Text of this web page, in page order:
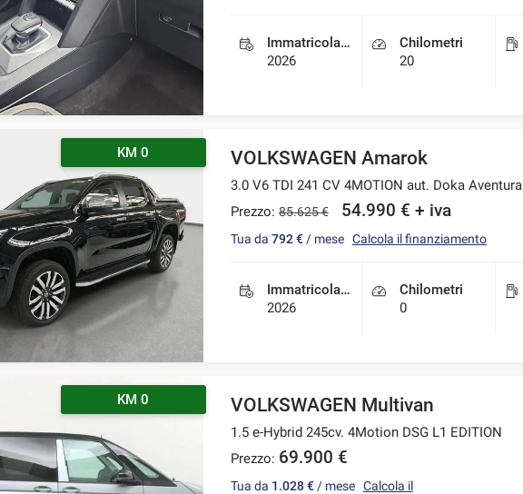
Immatricolazione
2026
Chilometri
20
KM 0 VOLKSWAGEN Amarok
3.0 V6 TDI 241 CV 4MOTION aut. Doka Aventura
Prezzo: 85.625 € 54.990 € + iva
Tua da 792 €/ mese Calcola il finanziamento
Immatricolazione
2026
Chilometri
0
KM 0 VOLKSWAGEN Multivan
1.5 e-Hybrid 245cv. 4Motion DSG L1 EDITION
Prezzo: 69.900 €
Tua da 1.028 €/ mese Calcola il